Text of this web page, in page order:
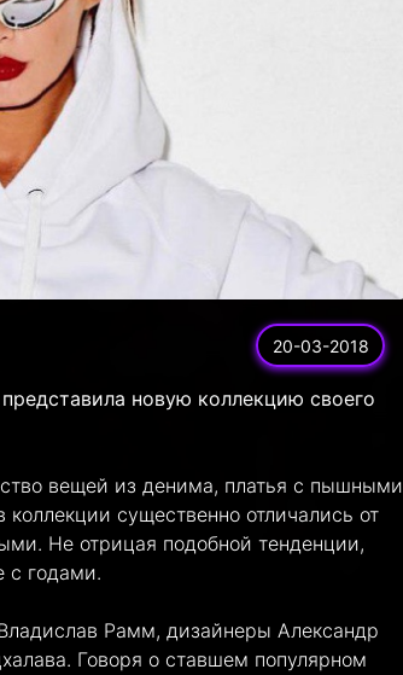
20-03-2018
новую коллекцию своего
вещей из денима, платья с пышными
существенно отличались от
Не отрицая подобной тенденции,
с годами.
Рамм, дизайнеры Александр
Говоря о ставшем популярном